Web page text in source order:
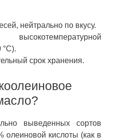
нейтрально по вкусу.
°C).
срок хранения.
выведенных сортов
олеиновой кислоты (как в